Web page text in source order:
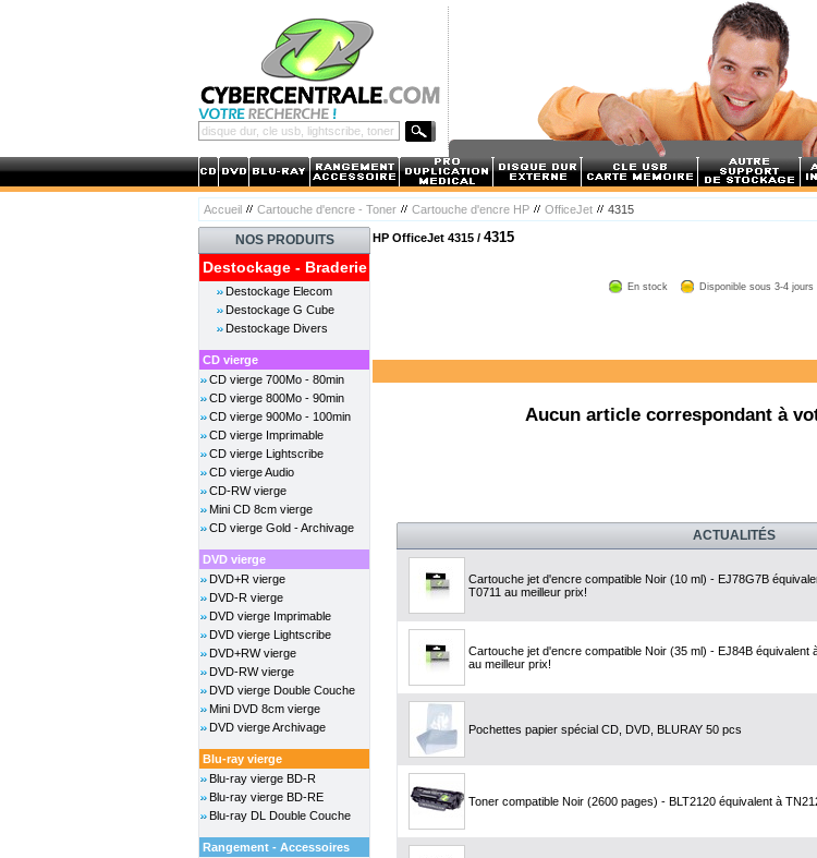
Accueil Cartouche d'encre - Toner Cartouche d'encre HP OfficeJet 4315
NOS PRODUITS
Destockage - Braderie
Destockage Elecom
Destockage G Cube
Destockage Divers
CD vierge
CD vierge 700Mo - 80min
CD vierge 800Mo - 90min
CD vierge 900Mo - 100min
CD vierge Imprimable
CD vierge Lightscribe
CD vierge Audio
CD-RW vierge
Mini CD 8cm vierge
CD vierge Gold - Archivage
DVD vierge
DVD+R vierge
DVD-R vierge
DVD vierge Imprimable
DVD vierge Lightscribe
DVD+RW vierge
DVD-RW vierge
DVD vierge Double Couche
Mini DVD 8cm vierge
DVD vierge Archivage
Blu-ray vierge
Blu-ray vierge BD-R
Blu-ray vierge BD-RE
Blu-ray DL Double Couche
Rangement - Accessoires
HP OfficeJet 4315 / 4315
En stock Disponible sous 3-4 jours
Aucun article correspondant à
ACTUALITÉS
Cartouche jet d'encre compatible Noir (10 ml) - EJ78G7B
T0711 au meilleur prix!
Cartouche jet d'encre compatible Noir (35 ml) - EJ84B équivalent
au meilleur prix!
Pochettes papier spécial CD, DVD, BLURAY 50 pcs
Toner compatible Noir (2600 pages) - BLT2120 équivalent à